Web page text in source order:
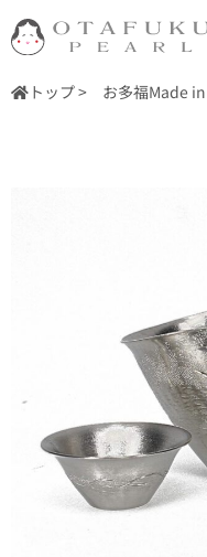
容
ス
トップ > お多福Made